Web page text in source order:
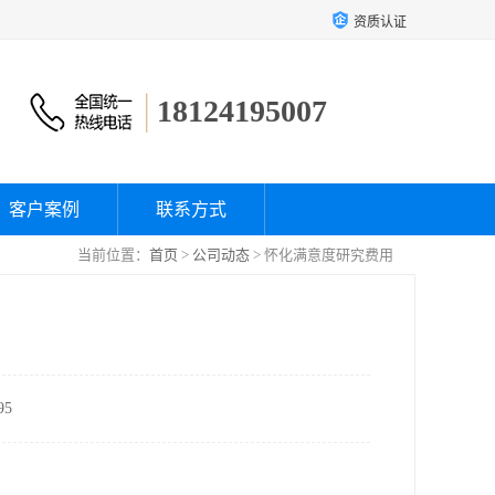
资质认证
18124195007
客户案例 联系方式
当前位置： 首页 > 公司动态 > 怀化满意度研究费用